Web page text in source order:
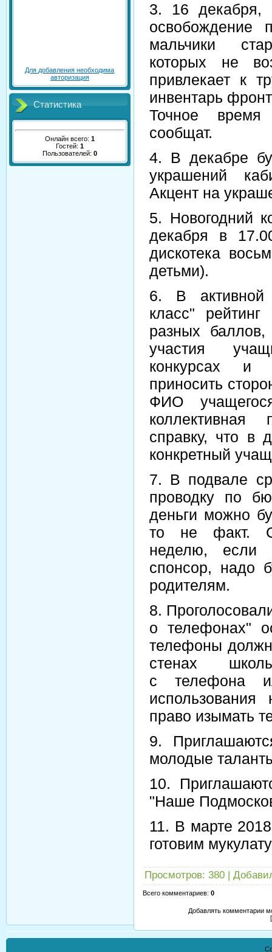
Для добавления необходима
авторизация
Статистика
Онлайн всего: 1
Гостей: 1
Пользователей: 0
3. 16 декабря,
мальчики
которых не
привлекает к
инвентарь
Точное время
сообщат.
4. В декабре
украшений
Акцент на
5. Новогодний
декабря в
дискотека
детьми).
6. В активной
класс"
разных
участия
конкурсах и
приносить
ФИО
коллективная
справку, что в
конкретный
7. В подвале
проводку по
деньги можно
то не факт.
неделю, если
спонсор, надо
родителям.
8.
о телефонах"
телефоны
стенах
с телефона
право изымать
9.
молодые
10.
"Наше
11. В марте
готовим
Просмотров: 380
Всего комментариев: 0
Добавлять комментарии